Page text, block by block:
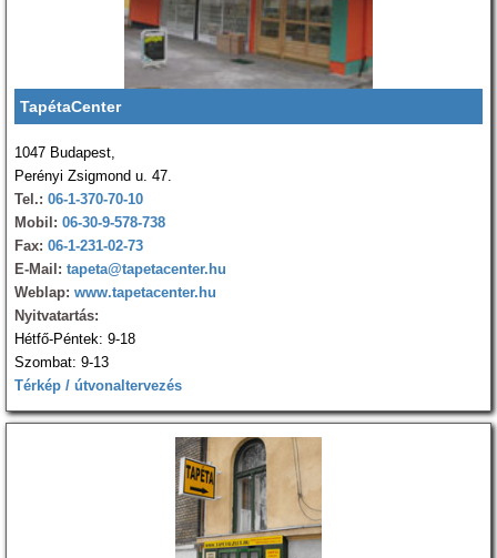
TapétaCenter
1047 Budapest,
Perényi Zsigmond u. 47.
Tel.: 06-1-370-70-10
Mobil: 06-30-9-578-738
Fax: 06-1-231-02-73
E-Mail: tapeta@tapetacenter.hu
Weblap: www.tapetacenter.hu
Nyitvatartás:
Hétfő-Péntek: 9-18
Szombat: 9-13
Térkép / útvonaltervezés